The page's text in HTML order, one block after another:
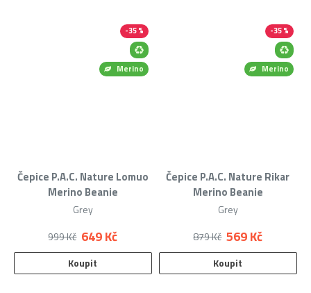
Merino
-35 %
Čepice P.A.C. Nature Lomuo
Merino Beanie
Grey
649 Kč
999 Kč
Koupit
Merino
-35 %
Čepice P.A.C. Nature Rikar
Merino Beanie
Grey
569 Kč
879 Kč
Koupit